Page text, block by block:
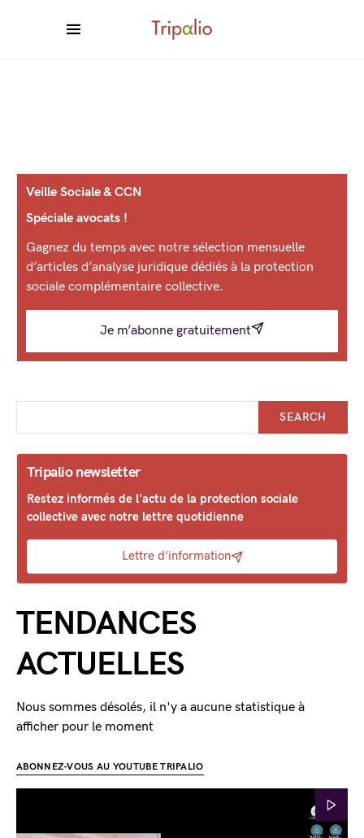
Veille Sociale & CCN
Spéciale avocats !
Gagnez du temps avec notre sélection mensuelle
d’articles d’analyse juridique dédiés à la protection
sociale complémentaire collective.
Je m’abonne gratuitement
SEARCH
Tripalio newsletter
Restez informés de l'actu de la protection sociale
collective avec notre lettre quotidienne
Lettre d'information
TENDANCES
ACTUELLES
Nous sommes désolés, il n'y a aucune statistique à
afficher pour le moment
ABONNEZ-VOUS AU YOUTUBE TRIPALIO